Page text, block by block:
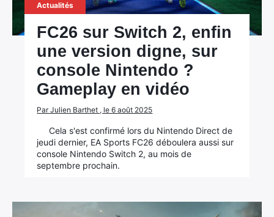
Actualités
FC26 sur Switch 2, enfin
une version digne, sur
console Nintendo ?
Gameplay en vidéo
Par Julien Barthet , le 6 août 2025
Cela s'est confirmé lors du Nintendo Direct de
jeudi dernier, EA Sports FC26 déboulera aussi sur
console Nintendo Switch 2, au mois de
septembre prochain.